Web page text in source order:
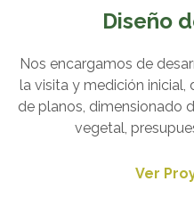
Diseño
Nos encargamos de
la visita y medición inicial,
de planos, dimensionado
vegetal,
Ver